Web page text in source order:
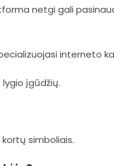
netgi gali
interneto
įgūdžių.
simboliais.